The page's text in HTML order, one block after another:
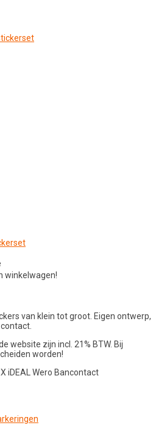
winkelwagen!
van klein tot groot. Eigen ontwerp,
website zijn incl. 21% BTW. Bij
worden!
iDEALWero Bancontact